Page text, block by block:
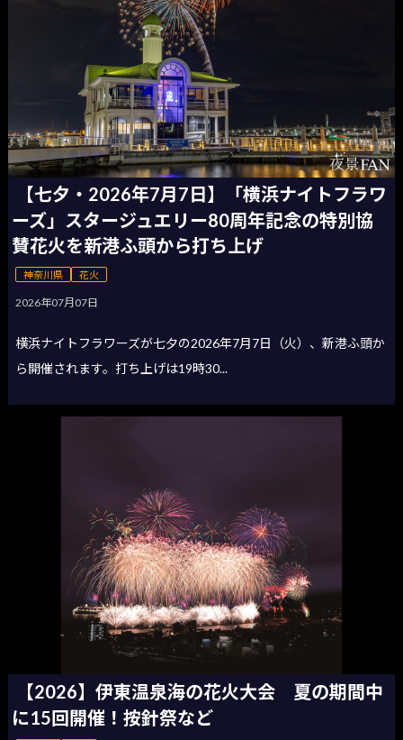
【七夕・2026年7月7日】「横浜ナイトフラワ
ーズ」スタージュエリー80周年記念の特別協
賛花火を新港ふ頭から打ち上げ
神奈川県 花火
2026年07月07日
横浜ナイトフラワーズが七夕の2026年7月7日（火）、新港ふ頭か
ら開催されます。打ち上げは19時30...
【2026】伊東温泉海の花火大会 夏の期間中
に15回開催！按針祭など